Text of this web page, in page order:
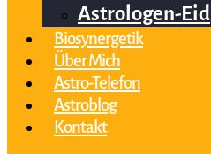
Astrologen-Eid
Biosynergetik
Über Mich
Astro-Telefon
Astroblog
Kontakt